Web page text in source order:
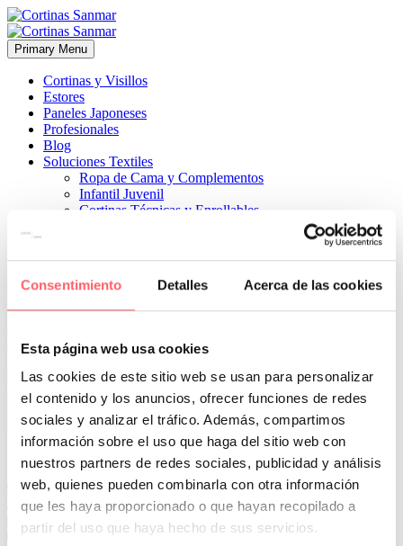
Consentimiento Detalles Acerca de las cookies
Esta página web usa cookies
Las cookies de este sitio web se usan para personalizar
el contenido y los anuncios, ofrecer funciones de redes
sociales y analizar el tráfico. Además, compartimos
información sobre el uso que haga del sitio web con
nuestros partners de redes sociales, publicidad y análisis
web, quienes pueden combinarla con otra información
que les haya proporcionado o que hayan recopilado a
partir del uso que haya hecho de sus servicios.
Primary Menu
Cortinas y Visillos
Estores
Paneles Japoneses
Profesionales
Blog
Soluciones Textiles
Ropa de Cama y Complementos
Infantil Juvenil
Cortinas Técnicas y Enrollables
¿Quiénes Somos?
Contacto
22 febrero, 2024
ESTILO MODERNO
sin mucha luz al estar situado en un patio interior
Prev
Next
Conoce Cortinas Sanmar
c/ Madrid nº 87 Local 1 y 5 28970 Madrid
91 498 08 97
699 241 888
info@cortinassanmar.es